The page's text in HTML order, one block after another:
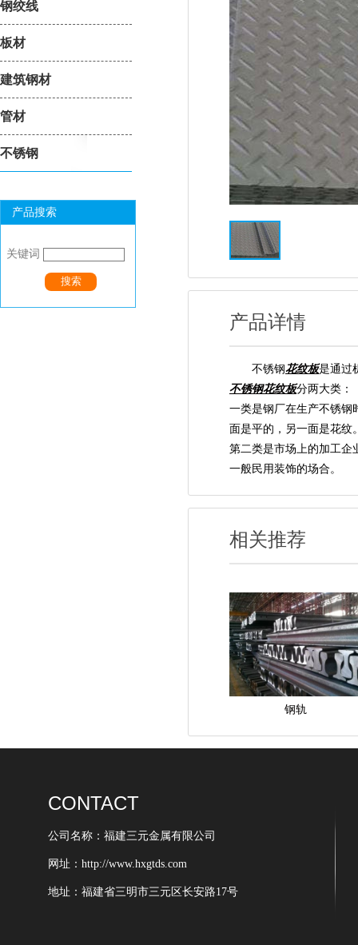
钢绞线
板材
建筑钢材
管材
不锈钢
产品搜索
关键词
搜索
产品详情
不锈钢花纹板是通过
不锈钢花纹板分两大类：
一类是钢厂在生产不锈钢
面是平的，另一面是花纹
第二类是市场上的加工企
一般民用装饰的场合。
相关推荐
钢轨
CONTACT
公司名称：福建三元金属有限公司
网址：http://www.hxgtds.com
地址：福建省三明市三元区长安路17号